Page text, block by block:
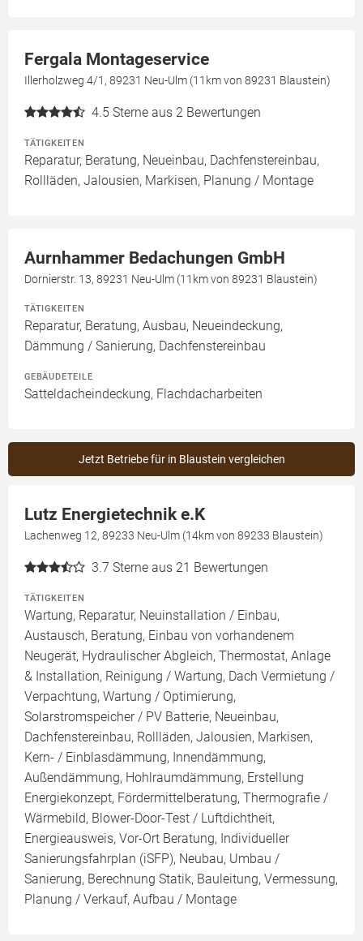
Fergala Montageservice
Illerholzweg 4/1, 89231 Neu-Ulm (11km von 89231 Blaustein)
4.5 Sterne aus 2 Bewertungen
TÄTIGKEITEN
Reparatur, Beratung, Neueinbau, Dachfenstereinbau,
Rollläden, Jalousien, Markisen, Planung / Montage
Aurnhammer Bedachungen GmbH
Dornierstr. 13, 89231 Neu-Ulm (11km von 89231 Blaustein)
TÄTIGKEITEN
Reparatur, Beratung, Ausbau, Neueindeckung,
Dämmung / Sanierung, Dachfenstereinbau
GEBÄUDETEILE
Satteldacheindeckung, Flachdacharbeiten
Jetzt Betriebe für in Blaustein vergleichen
Lutz Energietechnik e.K
Lachenweg 12, 89233 Neu-Ulm (14km von 89233 Blaustein)
3.7 Sterne aus 21 Bewertungen
TÄTIGKEITEN
Wartung, Reparatur, Neuinstallation / Einbau,
Austausch, Beratung, Einbau von vorhandenem
Neugerät, Hydraulischer Abgleich, Thermostat, Anlage
& Installation, Reinigung / Wartung, Dach Vermietung /
Verpachtung, Wartung / Optimierung,
Solarstromspeicher / PV Batterie, Neueinbau,
Dachfenstereinbau, Rollläden, Jalousien, Markisen,
Kern- / Einblasdämmung, Innendämmung,
Außendämmung, Hohlraumdämmung, Erstellung
Energiekonzept, Fördermittelberatung, Thermografie /
Wärmebild, Blower-Door-Test / Luftdichtheit,
Energieausweis, Vor-Ort Beratung, Individueller
Sanierungsfahrplan (iSFP), Neubau, Umbau /
Sanierung, Berechnung Statik, Bauleitung, Vermessung,
Planung / Verkauf, Aufbau / Montage